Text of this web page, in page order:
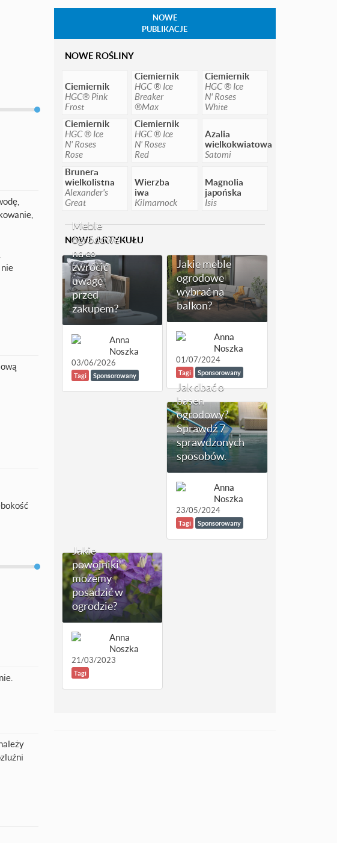
NOWE
PUBLIKACJE
NOWE ROŚLINY
Ciemiernik
HGC® Pink
Frost
Ciemiernik
HGC ® Ice
Breaker
®Max
Ciemiernik
HGC ® Ice
N' Roses
White
Ciemiernik
HGC ® Ice
N' Roses
Rose
Ciemiernik
HGC ® Ice
N' Roses
Red
Azalia
wielkokwiatowa
Satomi
Brunera
wielkolistna
Alexander's
Great
Wierzba
iwa
Kilmarnock
Magnolia
japońska
Isis
NOWE ARTYKUŁU
Meble
ogrodowe -
na co
zwrócić
uwagę
przed
zakupem?
Anna
Noszka
03/06/2026
Tagi Sponsorowany
Jakie meble
ogrodowe
wybrać na
balkon?
Anna
Noszka
01/07/2024
Tagi Sponsorowany
Jak dbać o
basen
ogrodowy?
Sprawdź 7
sprawdzonych
sposobów.
Anna
Noszka
23/05/2024
Tagi Sponsorowany
Jakie
powojniki
możemy
posadzić w
ogrodzie?
Anna
Noszka
21/03/2023
Tagi